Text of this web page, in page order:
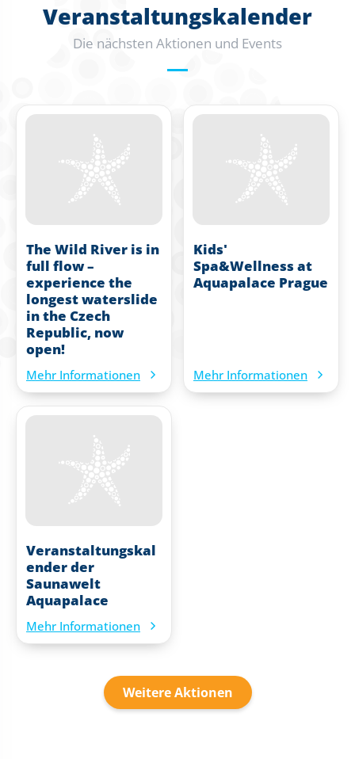
Veranstaltungskalender
Die nächsten Aktionen und Events
The Wild River is in
full flow –
experience the
longest waterslide
in the Czech
Republic, now
open!
Mehr Informationen
Kids'
Spa&Wellness at
Aquapalace Prague
Mehr Informationen
Veranstaltungskal
ender der
Saunawelt
Aquapalace
Mehr Informationen
Weitere Aktionen